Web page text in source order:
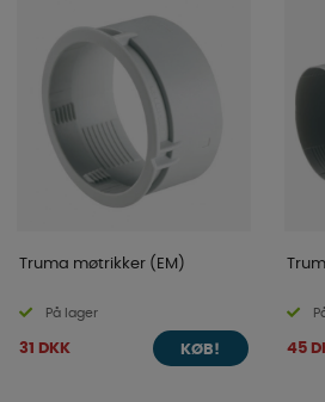
Truma møtrikker (EM)
På lager
31 DKK KØB! 45